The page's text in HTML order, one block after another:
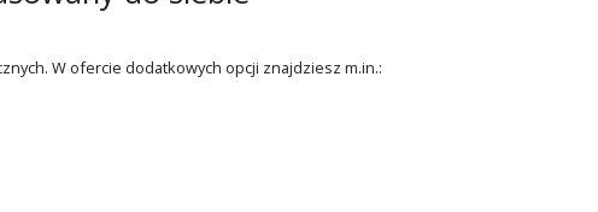
W ofercie dodatkowych opcji znajdziesz m.in.: